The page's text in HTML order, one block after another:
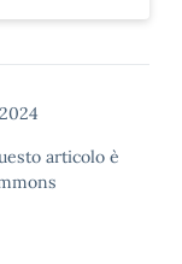
articolo è